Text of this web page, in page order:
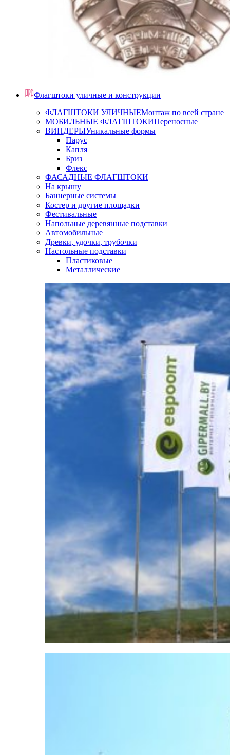
Флагштоки уличные и конструкции
ФЛАГШТОКИ УЛИЧНЫЕМонтаж по всей стране
МОБИЛЬНЫЕ ФЛАГШТОКИПереносные
ВИНДЕРЫУникальные формы
Парус
Капля
Бриз
Флекс
ФАСАДНЫЕ ФЛАГШТОКИ
На крышу
Баннерные системы
Костер и другие площадки
Фестивальные
Напольные деревянные подставки
Автомобильные
Древки, удочки, трубочки
Настольные подставки
Пластиковые
Металлические